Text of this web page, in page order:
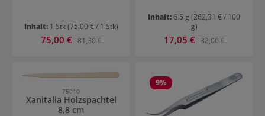
Inhalt: 1 Stk(75,00 € / 1 Stk)
Verkaufspreis:
75,00 € Regulärer Preis:
81,30 €
Inhalt: 6.5 g (262,31 € / 100
g)
Verkaufspreis:
17,05 € Regulärer Preis:
32,00 €
75010
Xanitalia Holzspachtel
8,8 cm
9%